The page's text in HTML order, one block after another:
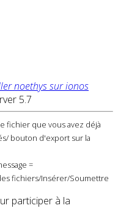
noethys sur ionos
5.7
fichier que vous avez déjà
bouton d'export sur la
=
fichiers/Insérer/Soumettre
participer à la